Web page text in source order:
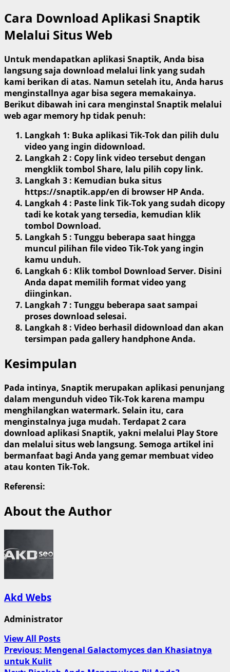
Cara Download Aplikasi Snaptik
Melalui Situs Web
Untuk mendapatkan aplikasi Snaptik, Anda bisa
langsung saja download melalui link yang sudah
kami berikan di atas. Namun setelah itu, Anda harus
menginstallnya agar bisa segera memakainya.
Berikut dibawah ini cara menginstal Snaptik melalui
web agar memory hp tidak penuh:
Langkah 1: Buka aplikasi Tik-Tok dan pilih dulu
video yang ingin didownload.
Langkah 2 : Copy link video tersebut dengan
mengklik tombol Share, lalu pilih copy link.
Langkah 3 : Kemudian buka situs
https://snaptik.app/en di browser HP Anda.
Langkah 4 : Paste link Tik-Tok yang sudah dicopy
tadi ke kotak yang tersedia, kemudian klik
tombol Download.
Langkah 5 : Tunggu beberapa saat hingga
muncul pilihan file video Tik-Tok yang ingin
kamu unduh.
Langkah 6 : Klik tombol Download Server. Disini
Anda dapat memilih format video yang
diinginkan.
Langkah 7 : Tunggu beberapa saat sampai
proses download selesai.
Langkah 8 : Video berhasil didownload dan akan
tersimpan pada gallery handphone Anda.
Kesimpulan
Pada intinya, Snaptik merupakan aplikasi penunjang
dalam mengunduh video Tik-Tok karena mampu
menghilangkan watermark. Selain itu, cara
menginstalnya juga mudah. Terdapat 2 cara
download aplikasi Snaptik, yakni melalui Play Store
dan melalui situs web langsung. Semoga artikel ini
bermanfaat bagi Anda yang gemar membuat video
atau konten Tik-Tok.
Referensi:
About the Author
Akd Webs
Administrator
View All Posts
Post
Previous: Mengenal Galactomyces dan Khasiatnya
untuk Kulit